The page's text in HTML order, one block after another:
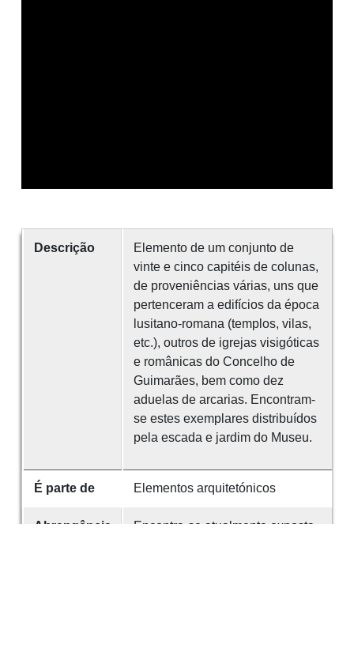
Descrição
Elemento de um conjunto de
vinte e cinco capitéis de colunas,
de proveniências várias, uns que
pertenceram a edifícios da época
lusitano-romana (templos, vilas,
etc.), outros de igrejas visigóticas
e românicas do Concelho de
Guimarães, bem como dez
aduelas de arcarias. Encontram-
se estes exemplares distribuídos
pela escada e jardim do Museu.
É parte de Elementos arquitetónicos
Abrangência
Encontra-se atualmente exposta